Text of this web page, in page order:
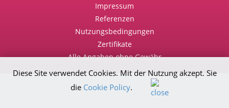
Impressum
Referenzen
Nutzungsbedingungen
Zertifikate
Alle Angaben ohne Gewähr
Diese Site verwendet Cookies. Mit der Nutzung akzept. Sie
die Cookie Policy.